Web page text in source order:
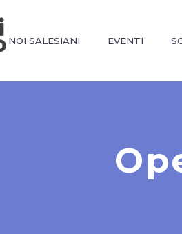
NOI SALESIANI EVENTI